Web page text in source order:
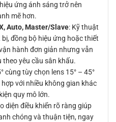
ứng ánh sáng trở nên
mẽ hơn.
Auto, Master/Slave: Kỹ thuật
đồng bộ hiệu ứng hoặc thiết
hành đơn giản nhưng vẫn
theo yêu cầu sân khấu.
cùng tùy chọn lens 15° – 45°
với nhiều không gian khác
quy mô lớn.
diện điều khiển rõ ràng giúp
chóng và thuận tiện, ngay